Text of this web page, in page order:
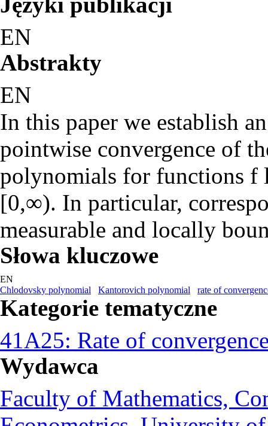
EN
Abstrakty
EN
In this paper we establish
pointwise convergence of
polynomials for functions f
[0,∞). In particular,
measurable and locally
Słowa kluczowe
EN
Chlodovsky polynomial
Kantorovich polynomial rate of
Kategorie tematyczne
41A25: Rate of
Wydawca
Faculty of Mathematics,